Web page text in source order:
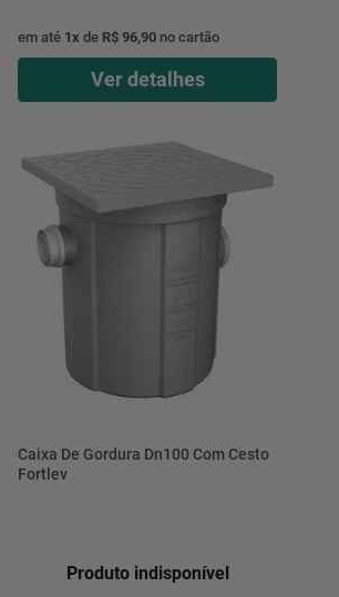
em até 1x de R$ 96,90no cartão
Ver detalhes
Caixa De Gordura Dn100 Com Cesto
Fortlev
Produto indisponível